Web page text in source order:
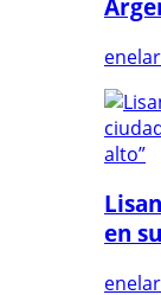
en